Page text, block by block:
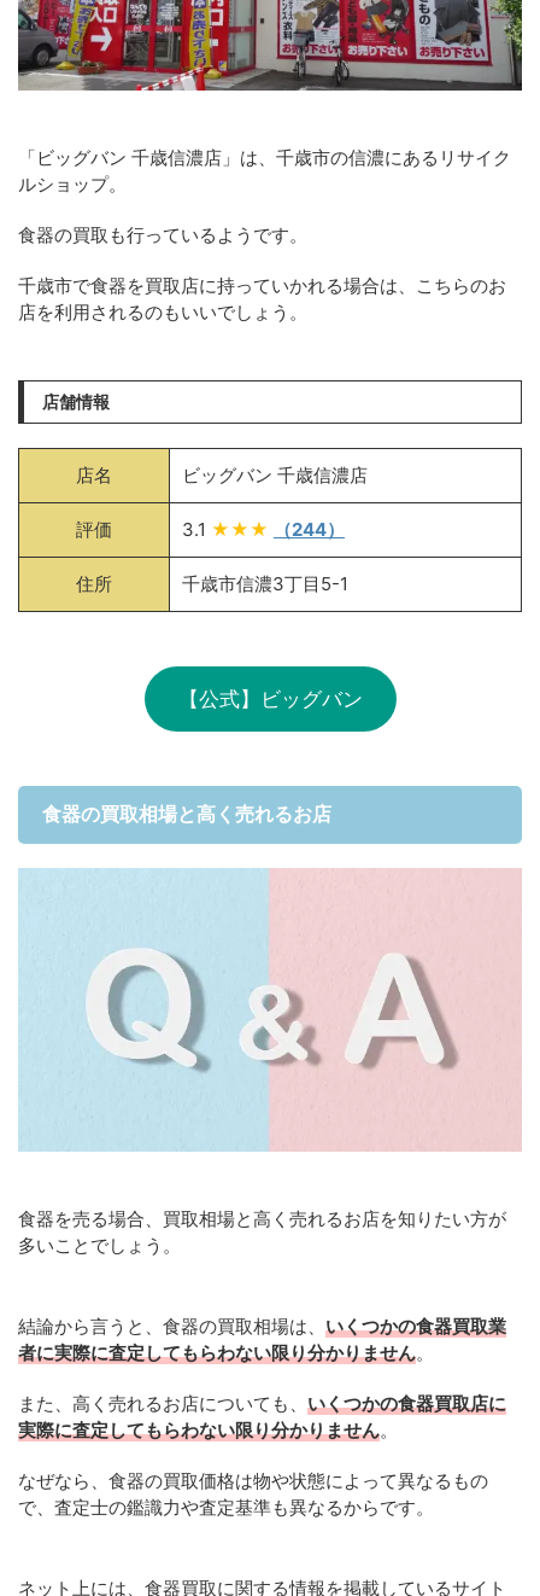
「ビッグバン 千歳信濃店」は、千歳市の信濃にあるリサイク
ルショップ。
食器の買取も行っているようです。
千歳市で食器を買取店に持っていかれる場合は、こちらのお
店を利用されるのもいいでしょう。
店舗情報
店名 ビッグバン 千歳信濃店
評価 3.1 ★★★ （244）
住所 千歳市信濃3丁目5-1
【公式】ビッグバン
食器の買取相場と高く売れるお店
食器を売る場合、買取相場と高く売れるお店を知りたい方が
多いことでしょう。
結論から言うと、食器の買取相場は、 いくつかの食器買取業
者に実際に査定してもらわない限り分かりません。
また、高く売れるお店についても、 いくつかの食器買取店に
実際に査定してもらわない限り分かりません。
なぜなら、食器の買取価格は物や状態によって異なるもの
で、査定士の鑑識力や査定基準も異なるからです。
ネット上には、食器買取に関する情報を掲載しているサイト